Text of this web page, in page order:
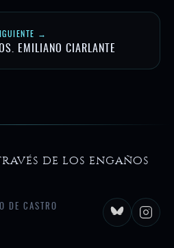
→
EMILIANO CIARLANTE
de los engaños
CASTRO